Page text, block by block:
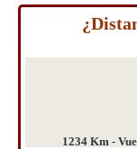
1234 Km -